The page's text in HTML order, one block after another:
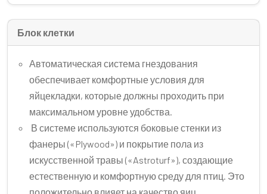
Блок клетки
Автоматическая система гнездования
обеспечивает комфортные условия для
яйцекладки, которые должны проходить при
максимальном уровне удобства.
В системе используются боковые стенки из
фанеры («Plywood») и покрытие пола из
искусственной травы («Astroturf»), создающие
естественную и комфортную среду для птиц. Это